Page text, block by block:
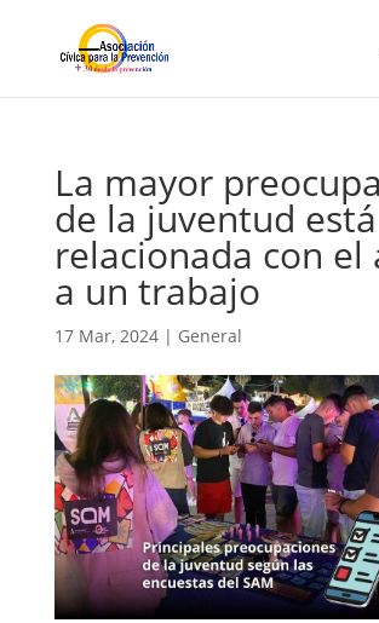
La mayor
de la juventud está
relacionada con el
a un trabajo
17 Mar, 2024| General